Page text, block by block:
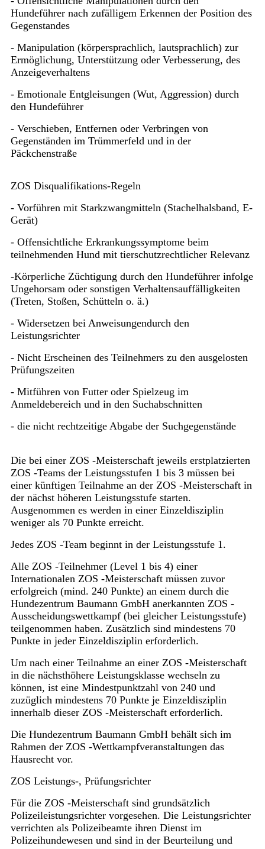
Hundeführer nach zufälligem Erkennen der Position des
Gegenstandes
- Manipulation (körpersprachlich, lautsprachlich) zur
Ermöglichung, Unterstützung oder Verbesserung, des
Anzeigeverhaltens
- Emotionale Entgleisungen (Wut, Aggression) durch
den Hundeführer
- Verschieben, Entfernen oder Verbringen von
Gegenständen im Trümmerfeld und in der
Päckchenstraße
ZOS Disqualifikations-Regeln
- Vorführen mit Starkzwangmitteln (Stachelhalsband, E-
Gerät)
- Offensichtliche Erkrankungssymptome beim
teilnehmenden Hund mit tierschutzrechtlicher Relevanz
-Körperliche Züchtigung durch den Hundeführer infolge
Ungehorsam oder sonstigen Verhaltensauffälligkeiten
(Treten, Stoßen, Schütteln o. ä.)
- Widersetzen bei Anweisungendurch den
Leistungsrichter
- Nicht Erscheinen des Teilnehmers zu den ausgelosten
Prüfungszeiten
- Mitführen von Futter oder Spielzeug im
Anmeldebereich und in den Suchabschnitten
- die nicht rechtzeitige Abgabe der Suchgegenstände
Die bei einer ZOS -Meisterschaft jeweils erstplatzierten
ZOS -Teams der Leistungsstufen 1 bis 3 müssen bei
einer künftigen Teilnahme an der ZOS -Meisterschaft in
der nächst höheren Leistungsstufe starten.
Ausgenommen es werden in einer Einzeldisziplin
weniger als 70 Punkte erreicht.
Jedes ZOS -Team beginnt in der Leistungsstufe 1.
Alle ZOS -Teilnehmer (Level 1 bis 4) einer
Internationalen ZOS -Meisterschaft müssen zuvor
erfolgreich (mind. 240 Punkte) an einem durch die
Hundezentrum Baumann GmbH anerkannten ZOS -
Ausscheidungswettkampf (bei gleicher Leistungsstufe)
teilgenommen haben. Zusätzlich sind mindestens 70
Punkte in jeder Einzeldisziplin erforderlich.
Um nach einer Teilnahme an einer ZOS -Meisterschaft
in die nächsthöhere Leistungsklasse wechseln zu
können, ist eine Mindestpunktzahl von 240 und
zuzüglich mindestens 70 Punkte je Einzeldisziplin
innerhalb dieser ZOS -Meisterschaft erforderlich.
Die Hundezentrum Baumann GmbH behält sich im
Rahmen der ZOS -Wettkampfveranstaltungen das
Hausrecht vor.
ZOS Leistungs-, Prüfungsrichter
Für die ZOS -Meisterschaft sind grundsätzlich
Polizeileistungsrichter vorgesehen. Die Leistungsrichter
verrichten als Polizeibeamte ihren Dienst im
Polizeihundewesen und sind in der Beurteilung und